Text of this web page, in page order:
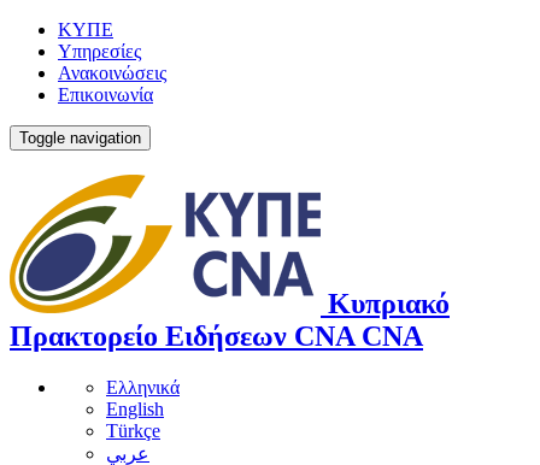
ΚΥΠΕ
Υπηρεσίες
Ανακοινώσεις
Επικοινωνία
Toggle navigation
Κυπριακό
Πρακτορείο Ειδήσεων CNA CNA
Ελληνικά
English
Türkçe
عربي